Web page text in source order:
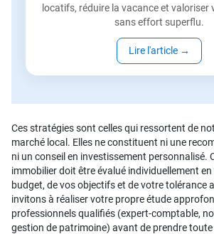
locatifs, réduire la vacance et valoriser
sans effort superflu.
Lire l'article →
Ces stratégies sont celles qui ressortent de
marché local. Elles ne constituent ni une
ni un conseil en investissement personnalisé.
immobilier doit être évalué individuellement
budget, de vos objectifs et de votre tolérance
invitons à réaliser votre propre étude
professionnels qualifiés (expert-comptable,
gestion de patrimoine) avant de prendre toute